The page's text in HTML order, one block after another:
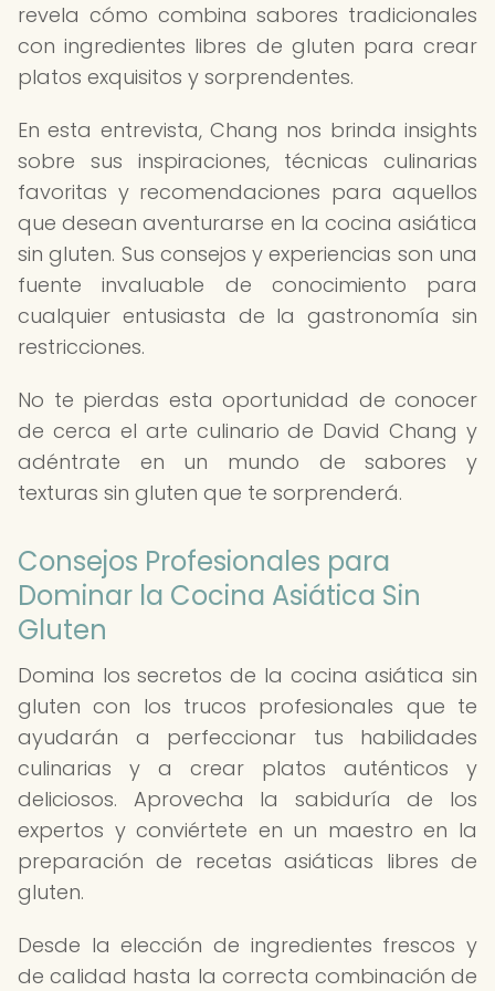
revela cómo combina sabores tradicionales
con ingredientes libres de gluten para crear
platos exquisitos y sorprendentes.
En esta entrevista, Chang nos brinda insights
sobre sus inspiraciones, técnicas culinarias
favoritas y recomendaciones para aquellos
que desean aventurarse en la cocina asiática
sin gluten. Sus consejos y experiencias son una
fuente invaluable de conocimiento para
cualquier entusiasta de la gastronomía sin
restricciones.
No te pierdas esta oportunidad de conocer
de cerca el arte culinario de David Chang y
adéntrate en un mundo de sabores y
texturas sin gluten que te sorprenderá.
Consejos Profesionales para
Dominar la Cocina Asiática Sin
Gluten
Domina los secretos de la cocina asiática sin
gluten con los trucos profesionales que te
ayudarán a perfeccionar tus habilidades
culinarias y a crear platos auténticos y
deliciosos. Aprovecha la sabiduría de los
expertos y conviértete en un maestro en la
preparación de recetas asiáticas libres de
gluten.
Desde la elección de ingredientes frescos y
de calidad hasta la correcta combinación de